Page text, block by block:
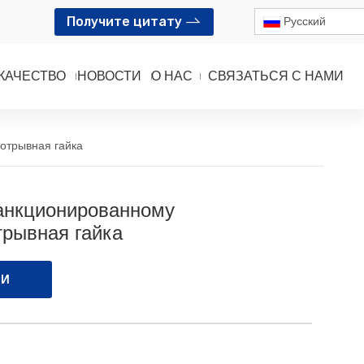
Получите цитату Pусский
КАЧЕСТВО НОВОСТИ О НАС СВЯЗАТЬСЯ С НАМИ
гайка
гайка